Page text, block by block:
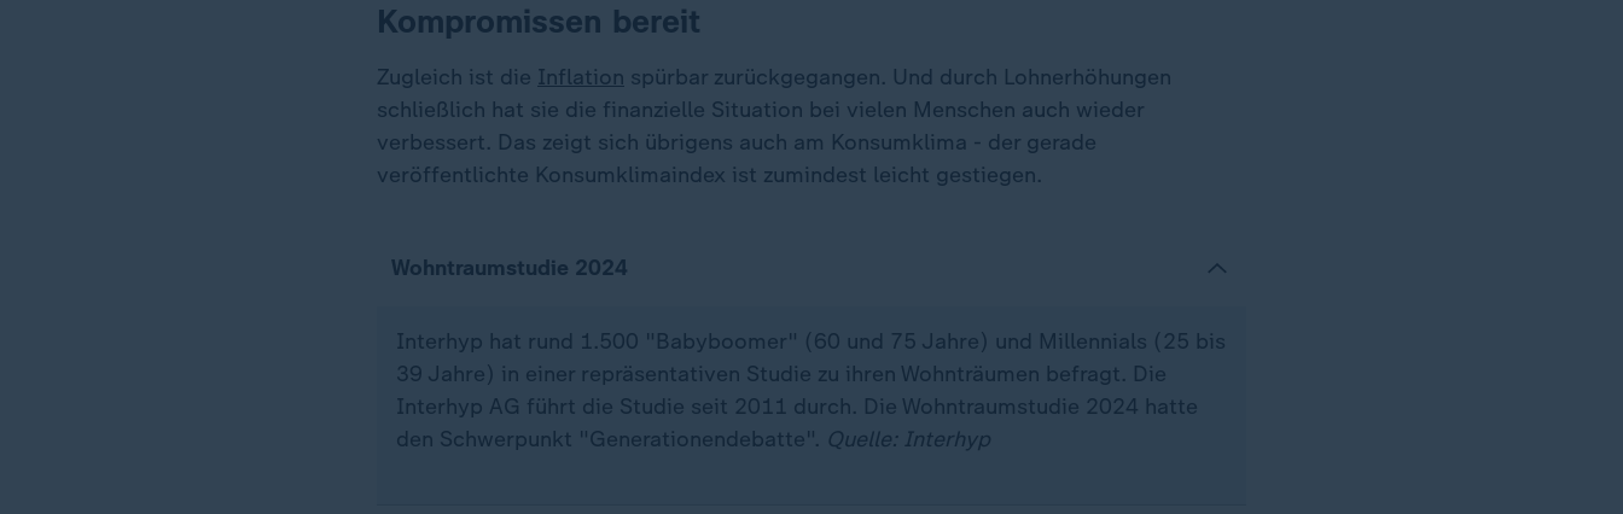
Kompromissen bereit
Zugleich ist die Inflation spürbar zurückgegangen. Und durch Lohnerhöhungen
schließlich hat sie die finanzielle Situation bei vielen Menschen auch wieder
verbessert. Das zeigt sich übrigens auch am Konsumklima - der gerade
veröffentlichte Konsumklimaindex ist zumindest leicht gestiegen.
Wohntraumstudie 2024
Interhyp hat rund 1.500 "Babyboomer" (60 und 75 Jahre) und Millennials (25 bis
39 Jahre) in einer repräsentativen Studie zu ihren Wohnträumen befragt. Die
Interhyp AG führt die Studie seit 2011 durch. Die Wohntraumstudie 2024 hatte
den Schwerpunkt "Generationendebatte". Quelle: Interhyp